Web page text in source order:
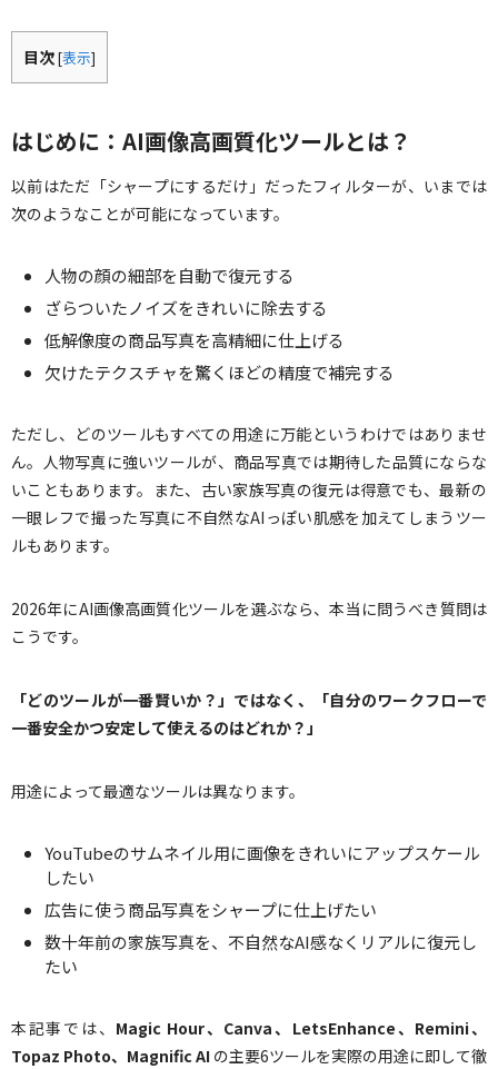
目次[表示]
はじめに：AI画像高画質化ツールとは？
以前はただ「シャープにするだけ」だったフィルターが、いまでは
次のようなことが可能になっています。
人物の顔の細部を自動で復元する
ざらついたノイズをきれいに除去する
低解像度の商品写真を高精細に仕上げる
欠けたテクスチャを驚くほどの精度で補完する
ただし、どのツールもすべての用途に万能というわけではありませ
ん。人物写真に強いツールが、商品写真では期待した品質にならな
いこともあります。また、古い家族写真の復元は得意でも、最新の
一眼レフで撮った写真に不自然なAIっぽい肌感を加えてしまうツー
ルもあります。
2026年にAI画像高画質化ツールを選ぶなら、本当に問うべき質問は
こうです。
「どのツールが一番賢いか？」ではなく、「自分のワークフローで
一番安全かつ安定して使えるのはどれか？」
用途によって最適なツールは異なります。
YouTubeのサムネイル用に画像をきれいにアップスケール
したい
広告に使う商品写真をシャープに仕上げたい
数十年前の家族写真を、不自然なAI感なくリアルに復元し
たい
本記事では、 Magic Hour、Canva、LetsEnhance、Remini、
Topaz Photo、Magnific AI の主要6ツールを実際の用途に即して徹